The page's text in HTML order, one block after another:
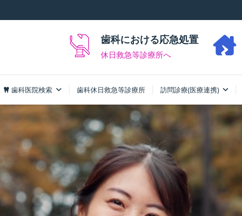
歯科における応急処置
休日救急等診療所へ
歯科医院検索 歯科休日救急等診療所 訪問診療(医療連携)